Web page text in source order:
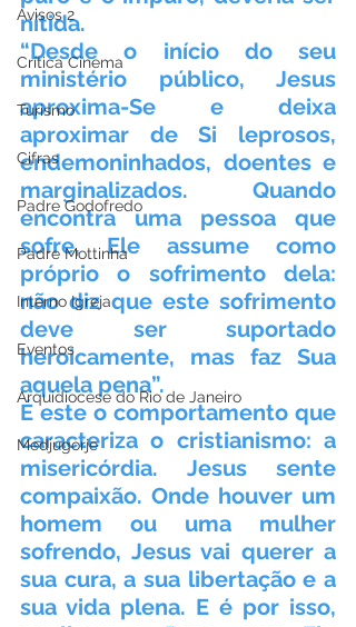
Avisos 2
Crítica Cinema
Turismo
Cifras
Padre Godofredo
Padre Mottinha
Interno Igreja
Eventos
Arquidiocese do Rio de Janeiro
Medjugorje
nítida.
“Desde o início do seu
ministério público, Jesus
aproxima-Se e deixa
aproximar de Si leprosos,
endemoninhados, doentes e
marginalizados. Quando
encontra uma pessoa que
sofre, Ele assume como
próprio o sofrimento dela:
não diz que este sofrimento
deve ser suportado
heroicamente, mas faz Sua
aquela pena”.
É este o comportamento que
caracteriza o cristianismo: a
misericórdia. Jesus sente
compaixão. Onde houver um
homem ou uma mulher
sofrendo, Jesus vai querer a
sua cura, a sua libertação e a
sua vida plena. E é por isso,